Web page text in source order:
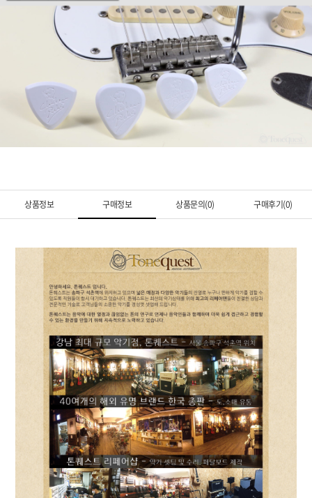
상품정보 구매정보 상품문의(0) 구매후기(0)